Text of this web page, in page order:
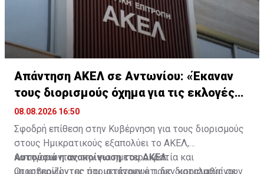
Απάντηση ΑΚΕΛ σε Αντωνίου: «Έκαναν
τους διορισμούς όχημα για τις εκλογές
2028»
08.08.2026 16:50
Σφοδρή επίθεση στην Κυβέρνηση για τους διορισμούς
στους Ημικρατικούς εξαπολύει το ΑΚΕΛ,
κατηγορώντας την για ημετεροκρατία και
υποστηρίζοντας ότι μετέτρεψε τους διορισμούς σε
Αυτούσια η ανακοίνωση του ΑΚΕΛ:
Οι κυβερνώντες παριστάνουν ότι δεν καταλαβαίνουν